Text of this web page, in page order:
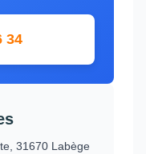
34
31670 Labège